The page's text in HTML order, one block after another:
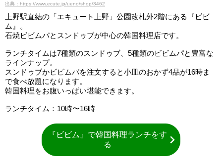
出典：https://www.ecute.jp/ueno/shop/3462
上野駅直結の「エキュート上野」公園改札外2階にある『ビビ
ム』。
石焼ビビムパとスンドゥブが中心の韓国料理店です。
ランチタイムは7種類のスンドゥブ、5種類のビビムパと豊富な
ラインナップ。
スンドゥブかビビムパを注文すると小皿のおかず4品が16時ま
で食べ放題になります。
韓国料理をお腹いっぱい堪能できます。
ランチタイム：10時〜16時
『ビビム』で韓国料理ランチをす
る